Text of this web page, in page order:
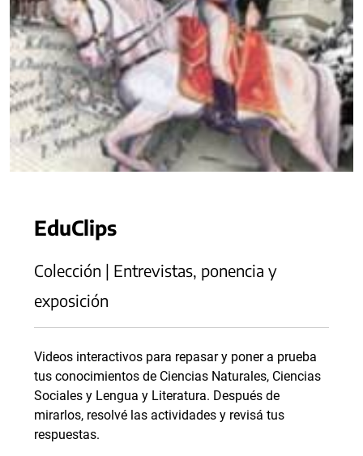
EduClips
Colección | Entrevistas, ponencia y
exposición
Videos interactivos para repasar y poner a prueba
tus conocimientos de Ciencias Naturales, Ciencias
Sociales y Lengua y Literatura. Después de
mirarlos, resolvé las actividades y revisá tus
respuestas.